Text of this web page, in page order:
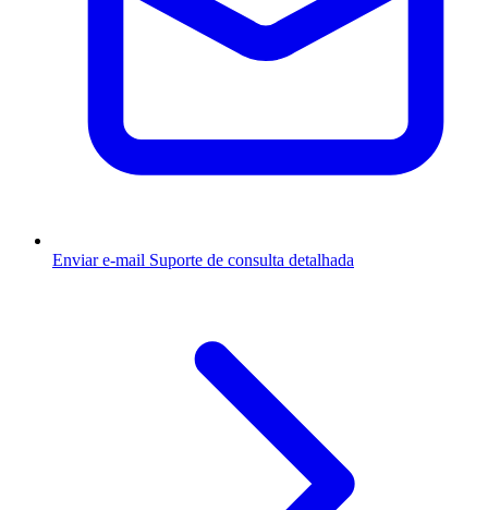
Enviar e-mail Suporte de consulta detalhada